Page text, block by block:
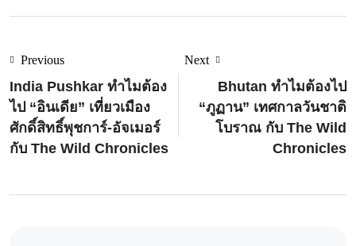
Previous
India Pushkar ทำไมต้อง
ไป “อินเดีย” เที่ยวเมือง
ศักดิ์สิทธิ์พุชการ์-อัจเมอร์
กับ The Wild Chronicles
Next
Bhutan ทำไมต้องไป
“ภูฏาน” เทศกาลวันชาติ
โบราณ กับ The Wild
Chronicles